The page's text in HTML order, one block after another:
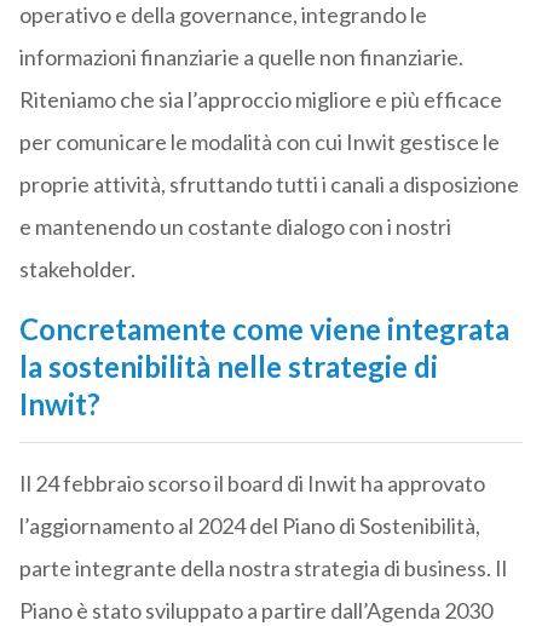
operativo e della governance, integrando le
informazioni finanziarie a quelle non finanziarie.
Riteniamo che sia l’approccio migliore e più efficace
per comunicare le modalità con cui Inwit gestisce le
proprie attività, sfruttando tutti i canali a disposizione
e mantenendo un costante dialogo con i nostri
stakeholder.
Concretamente come viene integrata
la sostenibilità nelle strategie di
Inwit?
Il 24 febbraio scorso il board di Inwit ha approvato
l’aggiornamento al 2024 del Piano di Sostenibilità,
parte integrante della nostra strategia di business. Il
Piano è stato sviluppato a partire dall’Agenda 2030